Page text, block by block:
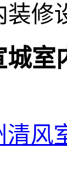
装修
城室
清风